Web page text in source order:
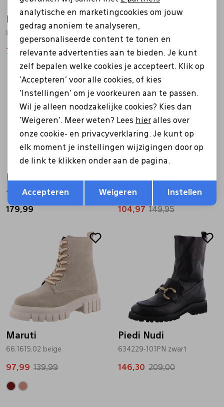
845501E6C beige
76,97 109,95 69,99 99,99
490103 zwart
179,99
12-47377 grijs
104,97 149,95
Maruti
66.1615.02 beige
97,99 139,99
Piedi Nudi
634229-101PN zwart
146,30 209,00
Terug Opslaan
analytische en marketingcookies om jouw
gedrag anoniem te analyseren,
gepersonaliseerde content te tonen en
relevante advertenties aan te bieden. Je kunt
zelf bepalen welke cookies je accepteert. Klik op
'Accepteren' voor alle cookies, of kies
'Instellingen' om je voorkeuren aan te passen.
Wil je alleen noodzakelijke cookies? Kies dan
'Weigeren'. Meer weten? Lees hier alles over
onze cookie- en privacyverklaring. Je kunt op
elk moment je instellingen wijzigingen door op
de link te klikken onder aan de pagina.
Accepteren Weigeren Instellen